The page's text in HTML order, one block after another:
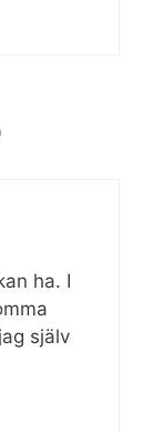
ha. I
själv